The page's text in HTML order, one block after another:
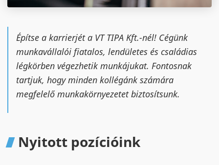
Építse a karrierjét a VT TIPA Kft.-nél! Cégünk
munkavállalói fiatalos, lendületes és családias
légkörben végezhetik munkájukat. Fontosnak
tartjuk, hogy minden kollégánk számára
megfelelő munkakörnyezetet biztosítsunk.
Nyitott pozícióink